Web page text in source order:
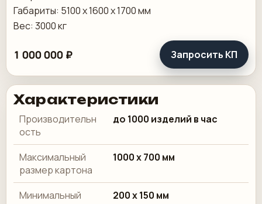
Габариты: 5100 x 1600 x 1700 мм
Вес: 3000 кг
1 000 000 ₽ Запросить КП
Характеристики
Производительн
ость
до 1000 изделий в час
Максимальный
размер картона
1000 x 700 мм
Минимальный
200 x 150 мм